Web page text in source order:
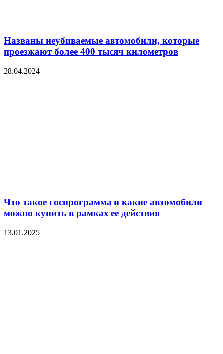
Названы неубиваемые автомобили, которые
проезжают более 400 тысяч километров
28.04.2024
Что такое госпрограмма и какие автомобили
можно купить в рамках ее действия
13.01.2025